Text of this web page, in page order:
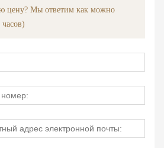
цену? Мы ответим как можно
часов)